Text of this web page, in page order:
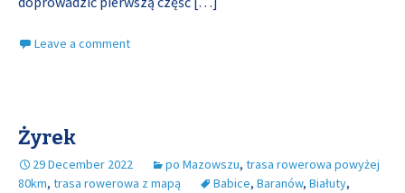
Leave a comment
Żyrek
29 December 2022 po Mazowszu, trasa rowerowa powyżej
80km, trasa rowerowa z mapą Babice, Baranów, Białuty,